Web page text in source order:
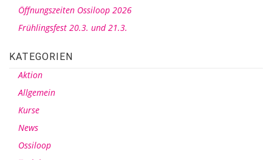
Öffnungszeiten Ossiloop 2026
Frühlingsfest 20.3. und 21.3.
KATEGORIEN
Aktion
Allgemein
Kurse
News
Ossiloop